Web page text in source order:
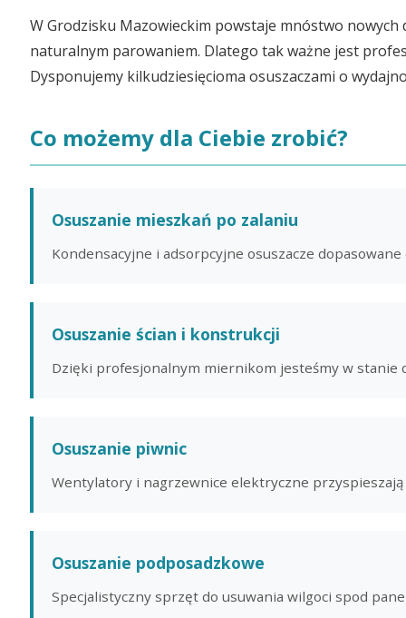
W Grodzisku Mazowieckim powstaje mnóstwo
naturalnym parowaniem. Dlatego tak ważne jest
Dysponujemy kilkudziesięcioma osuszaczami o
Co możemy dla Ciebie zrobić?
Osuszanie mieszkań po zalaniu
Kondensacyjne i adsorpcyjne osuszacze
Osuszanie ścian i konstrukcji
Dzięki profesjonalnym miernikom jesteśmy w stanie
Osuszanie piwnic
Wentylatory i nagrzewnice elektryczne
Osuszanie podposadzkowe
Specjalistyczny sprzęt do usuwania wilgoci spod